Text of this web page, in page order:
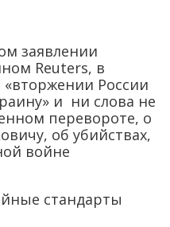
заявлении
Reuters, в
России
и ни слова не
перевороте, о
об убийствах,
войне
стандарты